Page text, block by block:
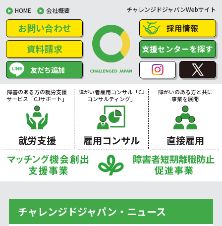
HOME 会社概要 チャレンジドジャパンWebサイト
お問い合わせ
資料請求
友だち追加
採用情報
支援センターを探す
障害のある方の就労支援
サービス「CJサポート」
就労支援
障がい者雇用コンサル「CJ
コンサルティング」
雇用コンサル
障がいのある方と共に
事業を展開
直接雇用
チャレンジドジャパン・ニュース